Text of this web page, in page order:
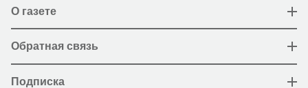
О газете
Обратная связь
Подписка